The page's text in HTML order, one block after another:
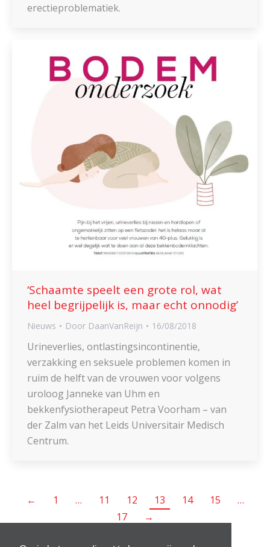
erectieproblematiek.
‘Schaamte speelt een grote rol, wat
heel begrijpelijk is, maar echt onnodig’
Nieuws Door DaanVanReijn 16/08/2018
Urineverlies, ontlastingsincontinentie,
verzakking en seksuele problemen komen in
ruim de helft van de vrouwen voor volgens
uroloog Janneke van Uhm en
bekkenfysiotherapeut Petra Voorham – van
der Zalm van het Leids Universitair Medisch
Centrum.
← 1 … 11 12 13 14 15
…
17
→